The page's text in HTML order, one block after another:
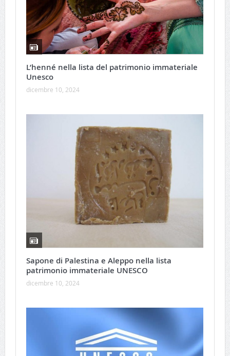
L’henné nella lista del patrimonio immateriale
Unesco
dicembre 10, 2024
Sapone di Palestina e Aleppo nella lista
patrimonio immateriale UNESCO
dicembre 10, 2024